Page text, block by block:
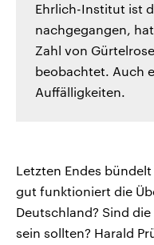
Ehrlich-Institut ist
nachgegangen,
Zahl von
beobachtet. Auch
Auffälligkeiten.
Letzten Endes
gut funktioniert die
Deutschland? Sind
sein sollten? Harald